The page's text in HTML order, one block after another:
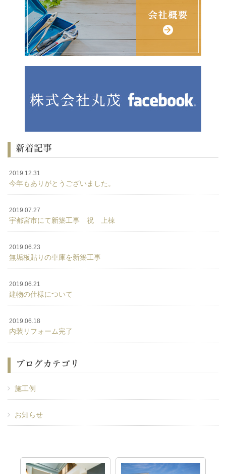
新着記事
2019.12.31
今年もありがとうございました。
2019.07.27
宇都宮市にて新築工事 祝 上棟
2019.06.23
無垢板貼りの車庫を新築工事
2019.06.21
建物の仕様について
2019.06.18
内装リフォーム完了
ブログカテゴリ
施工例
お知らせ